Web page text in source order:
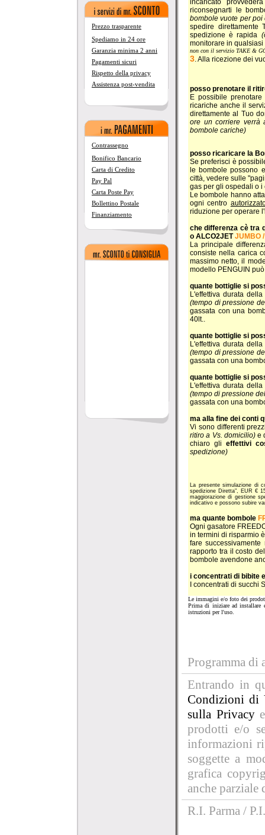
Prezzo trasparente
Spediamo in 24 ore
Garanzia minima 2 anni
Pagamenti sicuri
Rispetto della privacy
Assistenza post-vendita
Contrassegno
Bonifico Bancario
Carta di Credito
Pay Pal
Carta Poste Pay
Bollettino Postale
Finanziamento
riconsegnarti le
bombole vuote per
spedire direttamente
spedizione è rapida
monitorare in
non con il servizio TAKE &
3 . Alla ricezione dei
posso prenotare il
E possibile
ricariche anche il
direttamente al Tuo
ore un corriere verrà
bombole cariche)
posso ricaricare la
Se preferisci è
le bombole possono
città, vedere sulle
gas per gli ospedali o i
Le bombole hanno
ogni centro
riduzione per operare
che differenza cè tra
o ALCO2JETJUMBO
La principale
consiste nella carica
massimo netto, il
modello PENGUIN
quante bottiglie si
L'effettiva durata
(tempo di pressione
gassata con una
40lt..
quante bottiglie si
L'effettiva durata
(tempo di pressione
gassata con una
quante bottiglie si
L'effettiva durata
(tempo di pressione
gassata con una
ma alla fine dei conti
Vi sono differenti
ritiro a Vs. domicilio)e
chiaro gli effettivi
spedizione)
La presente simulazione
spedizione Diretta", EUR €
maggiorazione di gestione
indicativo e possono subire
ma quante bombole
Ogni gasatore
in termini di risparmio
fare
rapporto tra il costo
bombole avendone
i concentrati di bibite
I concentrati di succhi
Le immagini e/o foto dei
Prima di iniziare ad installare
istruzioni per l'uso.
Programma di
Entrando in
Condizioni di
sulla Privacy
prodotti e/o
informazioni
soggette a
grafica
anche
R.I. Parma /